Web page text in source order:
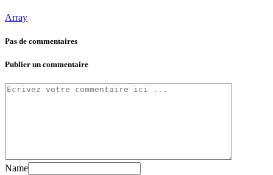
Array
Pas de commentaires
Publier un commentaire
Name